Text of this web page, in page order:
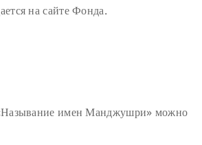
на сайте Фонда.
имен Манджушри» можно